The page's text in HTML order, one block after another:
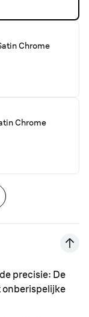
Chrome
Chrome
precisie: De
onberispelijke